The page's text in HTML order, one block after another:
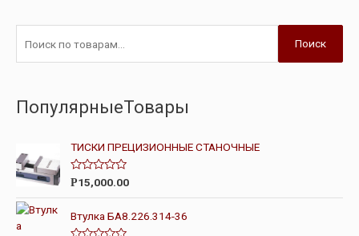
Поиск
ПопулярныеТовары
ТИСКИ ПРЕЦИЗИОННЫЕ СТАНОЧНЫЕ
О
е
н
к
а
Р15,000.00
Втулка БА8.226.314-36